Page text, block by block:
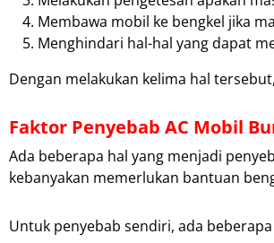
Membawa mobil ke bengkel jika
Menghindari hal-hal yang dapat
Dengan melakukan kelima hal
Faktor Penyebab AC Mobil
Ada beberapa hal yang menjadi
kebanyakan memerlukan bantuan
Untuk penyebab sendiri, ada